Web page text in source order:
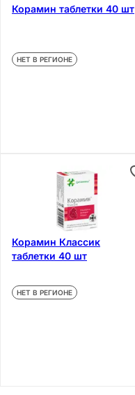
Корамин таблетки 40 шт
НЕТ В РЕГИОНЕ
Корамин Классик
таблетки 40 шт
НЕТ В РЕГИОНЕ